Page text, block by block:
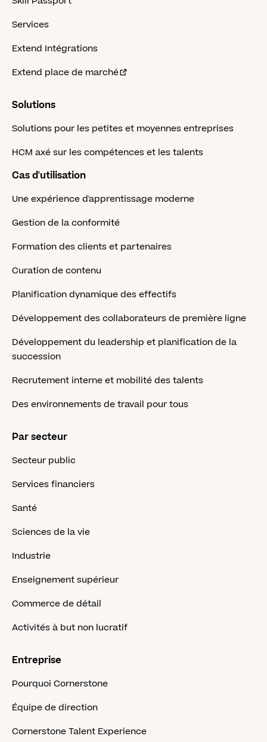
Services
Extend Intégrations
Extend place de marché
Solutions
Solutions pour les petites et moyennes entreprises
HCM axé sur les compétences et les talents
Cas d'utilisation
Une expérience d'apprentissage moderne
Gestion de la conformité
Formation des clients et partenaires
Curation de contenu
Planification dynamique des effectifs
Développement des collaborateurs de première ligne
Développement du leadership et planification de la
succession
Recrutement interne et mobilité des talents
Des environnements de travail pour tous
Par secteur
Secteur public
Services financiers
Santé
Sciences de la vie
Industrie
Enseignement supérieur
Commerce de détail
Activités à but non lucratif
Entreprise
Pourquoi Cornerstone
Équipe de direction
Cornerstone Talent Experience